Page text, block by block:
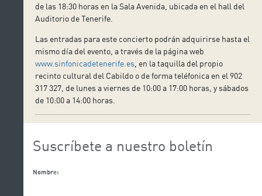
de las 18:30 horas en la Sala Avenida, ubicada en el hall del
Auditorio de Tenerife.
Las entradas para este concierto podrán adquirirse hasta el
mismo día del evento, a través de la página web
www.sinfonicadetenerife.es , en la taquilla del propio
recinto cultural del Cabildo o de forma teléfonica en el 902
317 327, de lunes a viernes de 10:00 a 17:00 horas, y sábados
de 10:00 a 14:00 horas.
Suscríbete a nuestro boletín
Nombre: